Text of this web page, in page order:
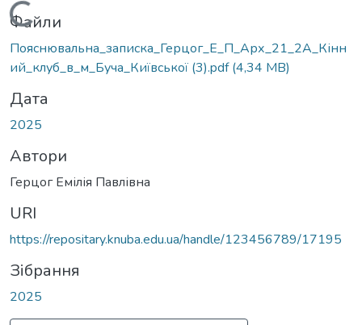
Вантажиться...
Файли
Пояснювальна_записка_Герцог_Е_П_Арх_21_2А_Кінн
ий_клуб_в_м_Буча_Київської (3).pdf(4,34 MB)
Дата
2025
Автори
Герцог Емілія Павлівна
URI
https://repositary.knuba.edu.ua/handle/123456789/17195
Зібрання
2025